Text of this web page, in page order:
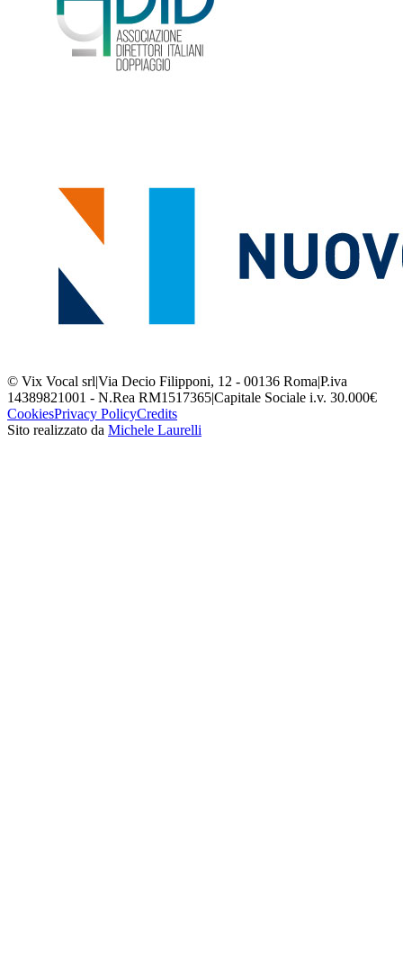
© Vix Vocal srl|Via Decio Filipponi, 12 - 00136 Roma|P.iva
14389821001 - N.Rea RM1517365|Capitale Sociale i.v. 30.000€
CookiesPrivacy PolicyCredits
Sito realizzato da Michele Laurelli